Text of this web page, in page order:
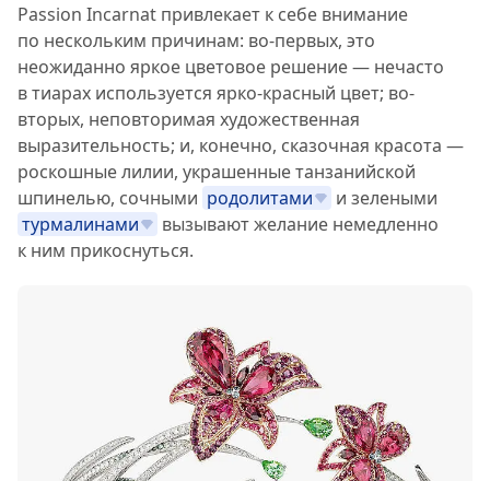
Passion Incarnat привлекает к себе внимание
по нескольким причинам: во-первых, это
неожиданно яркое цветовое решение — нечасто
в тиарах используется ярко-красный цвет; во-
вторых, неповторимая художественная
выразительность; и, конечно, сказочная красота —
роскошные лилии, украшенные танзанийской
шпинелью, сочными родолитами
и зелеными
турмалинами
вызывают желание немедленно
к ним прикоснуться.